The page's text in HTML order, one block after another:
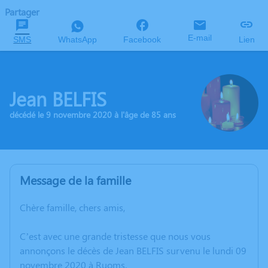
Partager
SMS WhatsApp Facebook E-mail Lien
Jean BELFIS
décédé le 9 novembre 2020 à l'âge de 85 ans
Message de la famille
Chère famille, chers amis,
C’est avec une grande tristesse que nous vous
annonçons le décès de Jean BELFIS survenu le lundi 09
novembre 2020 à Ruoms.